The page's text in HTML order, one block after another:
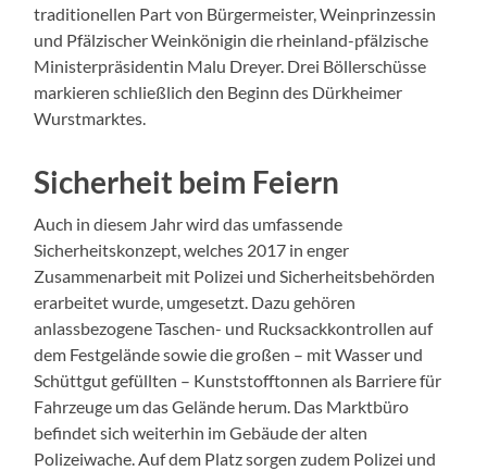
traditionellen Part von Bürgermeister, Weinprinzessin
und Pfälzischer Weinkönigin die rheinland-pfälzische
Ministerpräsidentin Malu Dreyer. Drei Böllerschüsse
markieren schließlich den Beginn des Dürkheimer
Wurstmarktes.
Sicherheit beim Feiern
Auch in diesem Jahr wird das umfassende
Sicherheitskonzept, welches 2017 in enger
Zusammenarbeit mit Polizei und Sicherheitsbehörden
erarbeitet wurde, umgesetzt. Dazu gehören
anlassbezogene Taschen- und Rucksackkontrollen auf
dem Festgelände sowie die großen – mit Wasser und
Schüttgut gefüllten – Kunststofftonnen als Barriere für
Fahrzeuge um das Gelände herum. Das Marktbüro
befindet sich weiterhin im Gebäude der alten
Polizeiwache. Auf dem Platz sorgen zudem Polizei und